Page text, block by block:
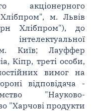
акціонерного
м. Львів
Хлібпром"), до
м. Київ; Лауффер
Кіпр, треті особи,
вимог на
відповідача -
"Науково-
"Харчові продукти